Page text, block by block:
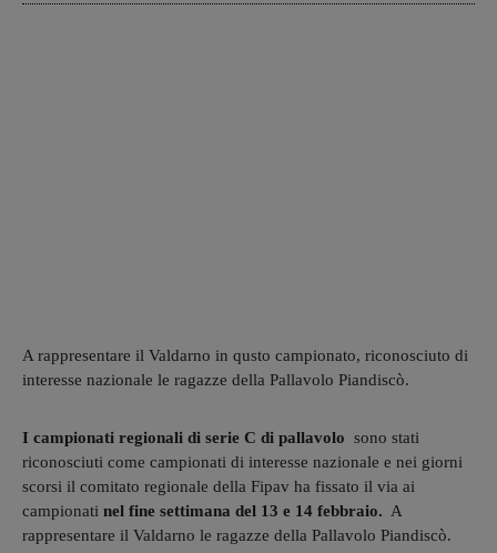
A rappresentare il Valdarno in qusto campionato, riconosciuto di
interesse nazionale le ragazze della Pallavolo Piandiscò.
I campionati regionali di serie C di pallavolo sono stati
riconosciuti come campionati di interesse nazionale e nei giorni
scorsi il comitato regionale della Fipav ha fissato il via ai
campionati nel fine settimana del 13 e 14 febbraio. A
rappresentare il Valdarno le ragazze della Pallavolo Piandiscò.